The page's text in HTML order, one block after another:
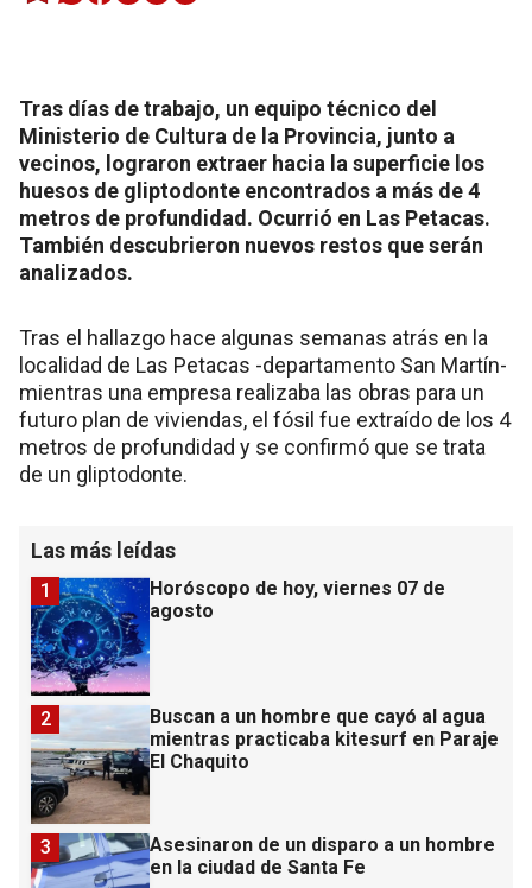
Tras días de trabajo, un equipo técnico del
Ministerio de Cultura de la Provincia, junto a
vecinos, lograron extraer hacia la superficie los
huesos de gliptodonte encontrados a más de 4
metros de profundidad. Ocurrió en Las Petacas.
También descubrieron nuevos restos que serán
analizados.
Tras el hallazgo hace algunas semanas atrás en la
localidad de Las Petacas -departamento San Martín-
mientras una empresa realizaba las obras para un
futuro plan de viviendas, el fósil fue extraído de los 4
metros de profundidad y se confirmó que se trata
de un gliptodonte.
Las más leídas
Horóscopo de hoy, viernes 07 de
agosto
1
Buscan a un hombre que cayó al agua
mientras practicaba kitesurf en Paraje
El Chaquito
2
Asesinaron de un disparo a un hombre
en la ciudad de Santa Fe
3